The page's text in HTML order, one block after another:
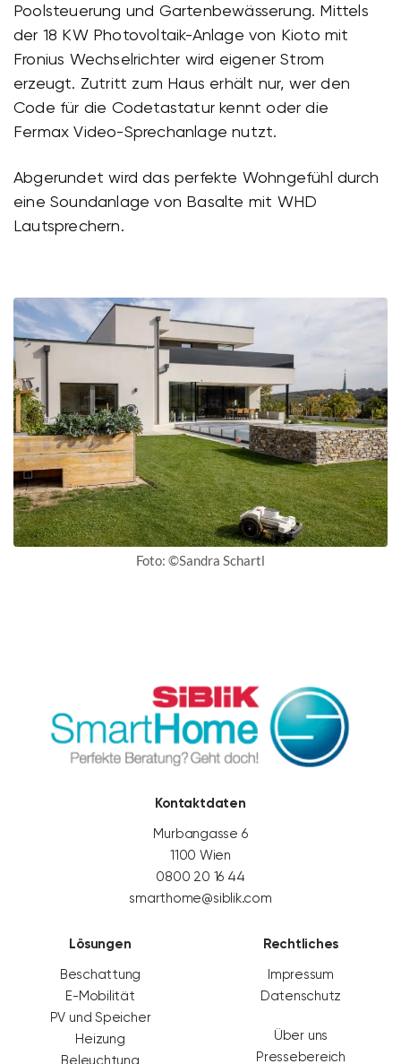
Poolsteuerung und Gartenbewässerung. Mittels
der 18 KW Photovoltaik-Anlage von Kioto mit
Fronius Wechselrichter wird eigener Strom
erzeugt. Zutritt zum Haus erhält nur, wer den
Code für die Codetastatur kennt oder die
Fermax Video-Sprechanlage nutzt.
Abgerundet wird das perfekte Wohngefühl durch
eine Soundanlage von Basalte mit WHD
Lautsprechern.
Foto: ©Sandra Schartl
Kontaktdaten
Murbangasse 6
1100 Wien
0800 20 16 44
smarthome@siblik.com
Lösungen
Beschattung
E-Mobilität
PV und Speicher
Heizung
Beleuchtung
Rechtliches
Impressum
Datenschutz
Über uns
Pressebereich